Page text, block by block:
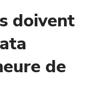
doivent
de